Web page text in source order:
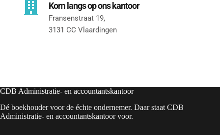
Kom langs op ons kantoor
Fransenstraat 19,
3131 CC Vlaardingen
CDB Administratie- en accountantskantoor
Dé boekhouder voor de échte ondernemer. Daar staat CDB
Administratie- en accountantskantoor voor.